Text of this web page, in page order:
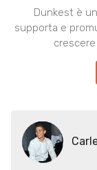
Dunkest è
supporta e